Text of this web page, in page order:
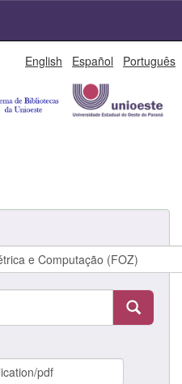
English Español Português